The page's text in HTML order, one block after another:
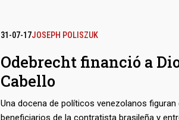
reclamo que para sí ha hecho Estados Unidos
31-07-17JOSEPH POLISZUK
Odebrecht financió a
Cabello
Una docena de políticos venezolanos figuran
beneficiarios de la contratista brasileña y